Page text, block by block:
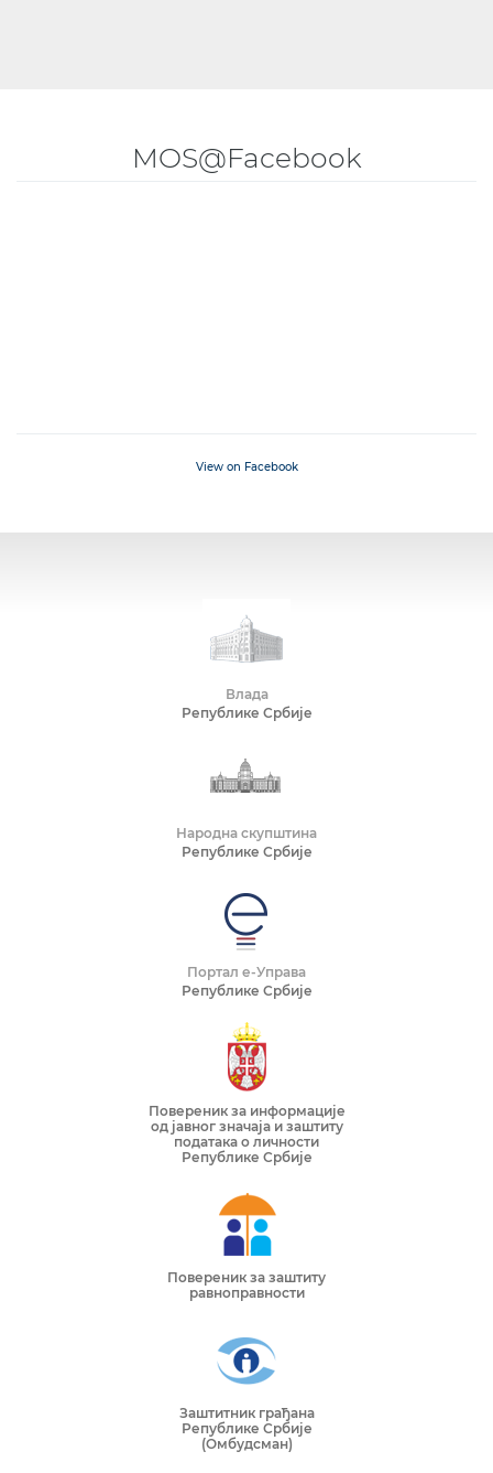
MOS@Facebook
View on Facebook
Влада
Републике Србије
Народна скупштина
Републике Србије
Портал е-Управа
Републике Србије
Повереник за информације
од јавног значаја и заштиту
података о личности
Републике Србије
Повереник за заштиту
равноправности
Заштитник грађана
Републике Србије
(Омбудсман)